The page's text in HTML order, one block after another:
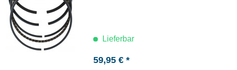
Lieferbar
59,95 € *